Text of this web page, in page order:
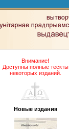
Внимание!
Доступны полные тескты
некоторых изданий.
Новые издания